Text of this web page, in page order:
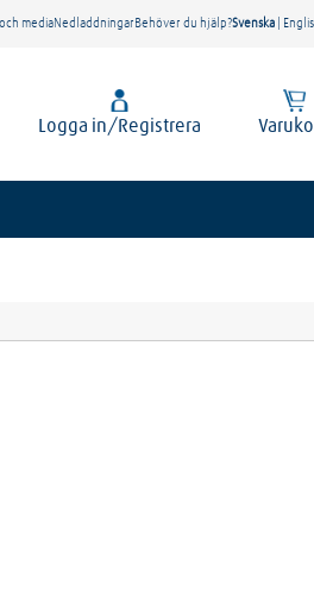
mediaNedladdningarBehöver du hjälp?Svenska
Logga in/Registrera